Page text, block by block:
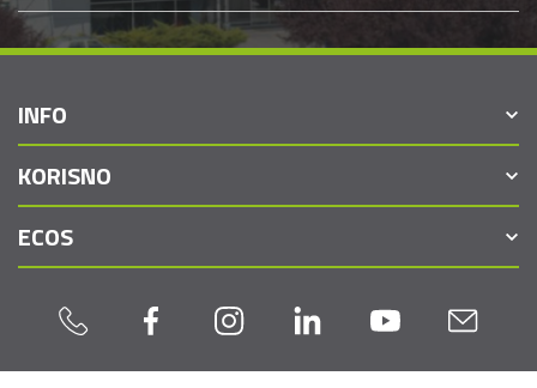
INFO
KORISNO
ECOS